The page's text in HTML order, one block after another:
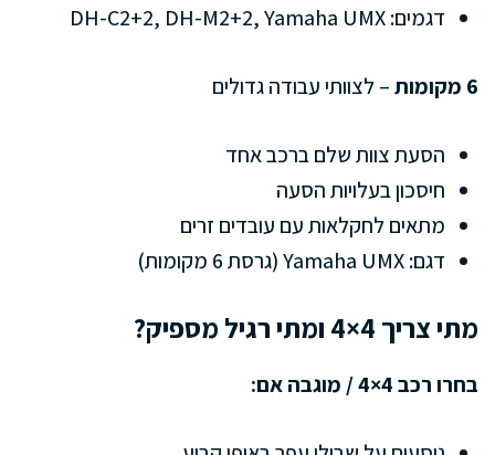
דגמים: DH-C2+2, DH-M2+2, Yamaha UMX
6 מקומות – לצוותי עבודה גדולים
הסעת צוות שלם ברכב אחד
חיסכון בעלויות הסעה
מתאים לחקלאות עם עובדים זרים
דגם: Yamaha UMX (גרסת 6 מקומות)
מתי צריך 4×4 ומתי רגיל מספיק?
בחרו רכב 4×4 / מוגבה אם: